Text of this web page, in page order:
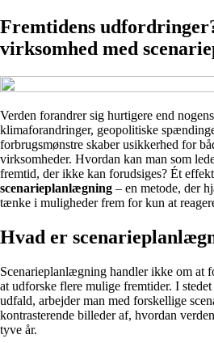
Fremtidens
virksomhed med
Verden forandrer sig hurtigere end
klimaforandringer, geopolitiske
forbrugsmønstre skaber usikkerhed for
virksomheder. Hvordan kan man som
fremtid, der ikke kan forudsiges? Ét
scenarieplanlægning – en metode, der
tænke i muligheder frem for kun at
Hvad er
Scenarieplanlægning handler ikke om at
at udforske flere mulige fremtider. I
udfald, arbejder man med forskellige
kontrasterende billeder af, hvordan
tyve år.